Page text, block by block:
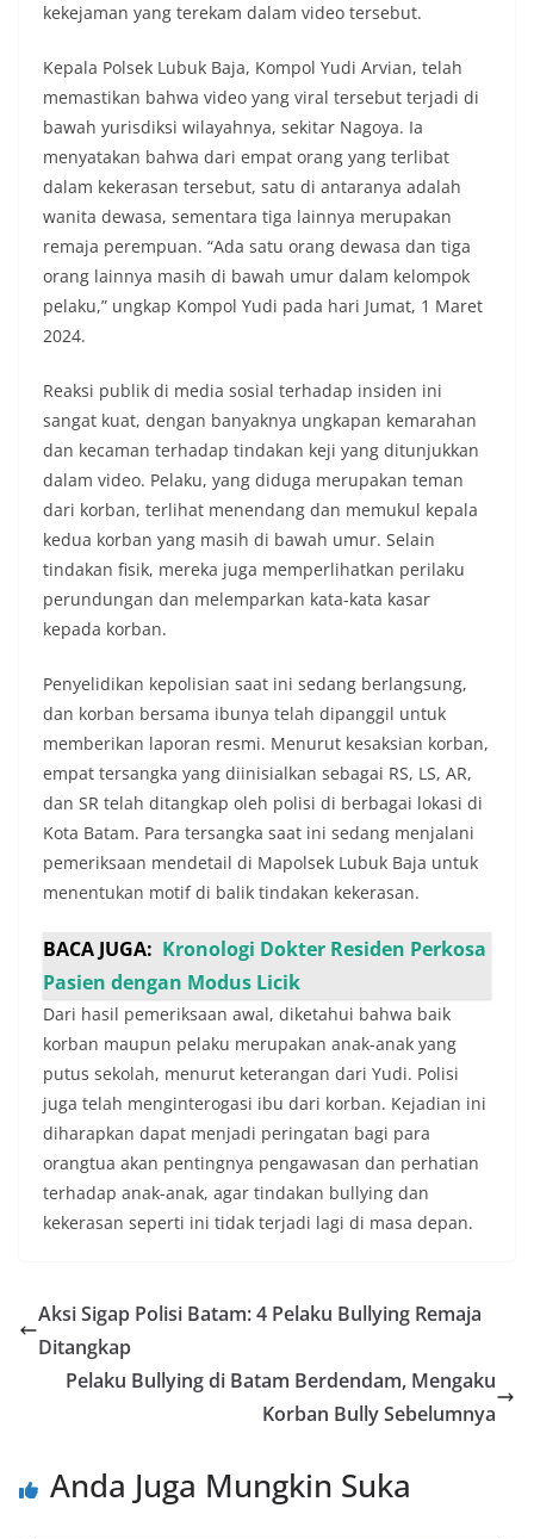
kekejaman yang terekam dalam video tersebut.
Kepala Polsek Lubuk Baja, Kompol Yudi Arvian, telah
memastikan bahwa video yang viral tersebut terjadi di
bawah yurisdiksi wilayahnya, sekitar Nagoya. Ia
menyatakan bahwa dari empat orang yang terlibat
dalam kekerasan tersebut, satu di antaranya adalah
wanita dewasa, sementara tiga lainnya merupakan
remaja perempuan. “Ada satu orang dewasa dan tiga
orang lainnya masih di bawah umur dalam kelompok
pelaku,” ungkap Kompol Yudi pada hari Jumat, 1 Maret
2024.
Reaksi publik di media sosial terhadap insiden ini
sangat kuat, dengan banyaknya ungkapan kemarahan
dan kecaman terhadap tindakan keji yang ditunjukkan
dalam video. Pelaku, yang diduga merupakan teman
dari korban, terlihat menendang dan memukul kepala
kedua korban yang masih di bawah umur. Selain
tindakan fisik, mereka juga memperlihatkan perilaku
perundungan dan melemparkan kata-kata kasar
kepada korban.
Penyelidikan kepolisian saat ini sedang berlangsung,
dan korban bersama ibunya telah dipanggil untuk
memberikan laporan resmi. Menurut kesaksian korban,
empat tersangka yang diinisialkan sebagai RS, LS, AR,
dan SR telah ditangkap oleh polisi di berbagai lokasi di
Kota Batam. Para tersangka saat ini sedang menjalani
pemeriksaan mendetail di Mapolsek Lubuk Baja untuk
menentukan motif di balik tindakan kekerasan.
BACA JUGA: Kronologi Dokter Residen Perkosa
Pasien dengan Modus Licik
Dari hasil pemeriksaan awal, diketahui bahwa baik
korban maupun pelaku merupakan anak-anak yang
putus sekolah, menurut keterangan dari Yudi. Polisi
juga telah menginterogasi ibu dari korban. Kejadian ini
diharapkan dapat menjadi peringatan bagi para
orangtua akan pentingnya pengawasan dan perhatian
terhadap anak-anak, agar tindakan bullying dan
kekerasan seperti ini tidak terjadi lagi di masa depan.
Aksi Sigap Polisi Batam: 4 Pelaku Bullying Remaja
Ditangkap
Pelaku Bullying di Batam Berdendam, Mengaku
Korban Bully Sebelumnya
Anda Juga Mungkin Suka